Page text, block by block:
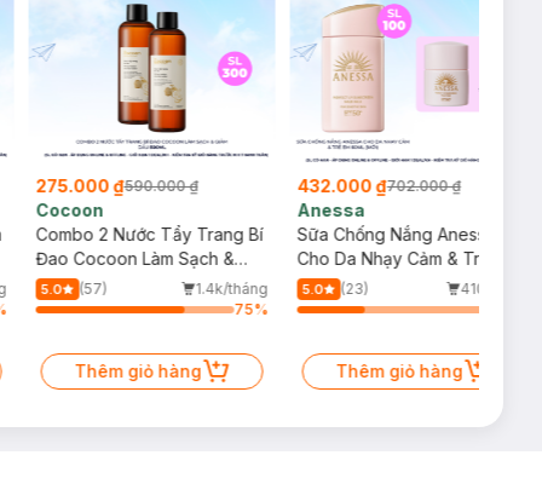
275.000 ₫590.000 ₫
Cocoon
Combo 2 Nước Tẩy Trang Bí
Đao Cocoon Làm Sạch &
Giảm Dầu 500ml
5.0 (57)
1.4k/tháng
75%
Thêm giỏ hàng
432.000 ₫702.000 ₫
Anessa
Sữa Chống Nắng Anessa
Cho Da Nhạy Cảm & Trẻ Em
60ml (Mới)
5.0 (23)
410/tháng
Thêm giỏ hàng